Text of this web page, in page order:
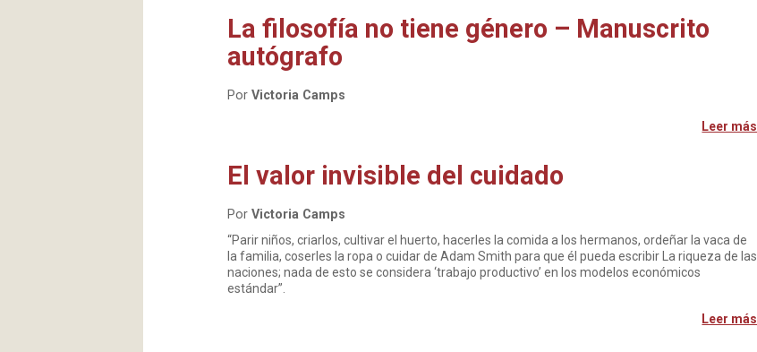
La filosofía no tiene género – Manuscrito
autógrafo
Por Victoria Camps
Leer más
El valor invisible del cuidado
Por Victoria Camps
“Parir niños, criarlos, cultivar el huerto, hacerles la comida a los hermanos, ordeñar la vaca de
la familia, coserles la ropa o cuidar de Adam Smith para que él pueda escribir La riqueza de las
naciones; nada de esto se considera ‘trabajo productivo’ en los modelos económicos
estándar”.
Leer más